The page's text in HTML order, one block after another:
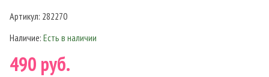
Артикул: 282270
Наличие: Есть в наличии
490 руб.